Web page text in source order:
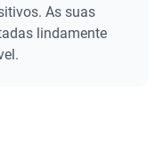
As suas
lindamente